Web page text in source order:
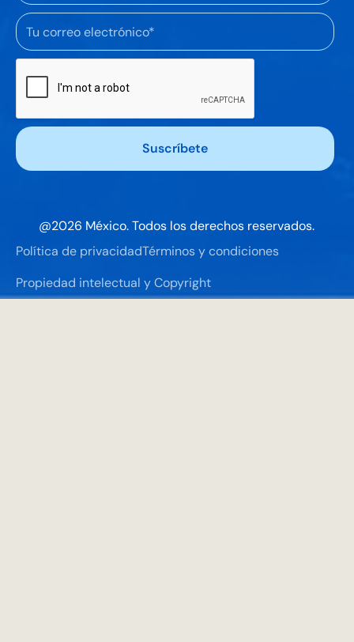
@2026 México. Todos los derechos reservados.
Política de privacidadTérminos y condiciones
Propiedad intelectual y Copyright